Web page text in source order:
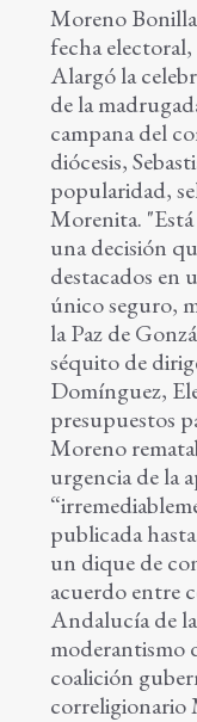
Moreno
fecha
Alargó la
de la
campana del
diócesis,
popularidad,
Morenita.
una decisión
destacados en
único seguro,
la Paz de
séquito de
Domínguez,
presupuestos
Moreno
urgencia de la
publicada
un dique de
acuerdo entre
Andalucía de
moderantismo
coalición
correligionario